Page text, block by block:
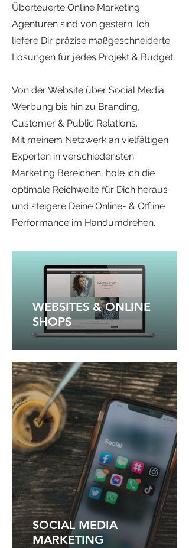
Überteuerte Online Marketing
Agenturen sind von gestern. Ich
liefere Dir präzise maßgeschneiderte
Lösungen für jedes Projekt & Budget.
Von der Website über Social Media
Werbung bis hin zu Branding,
Customer & Public Relations.
Mit meinem Netzwerk an vielfältigen
Experten in verschiedensten
Marketing Bereichen, hole ich die
optimale Reichweite für Dich heraus
und steigere Deine Online- & Offline
Performance im Handumdrehen.
WEBSITES & ONLINE
SHOPS
SOCIAL MEDIA
MARKETING